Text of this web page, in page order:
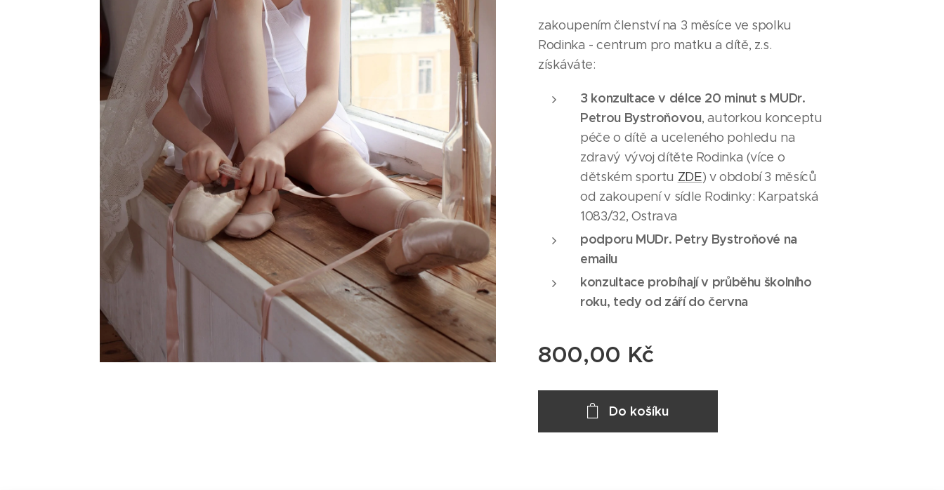
zakoupením členství na 3 měsíce ve spolku
Rodinka - centrum pro matku a dítě, z.s.
získáváte:
3 konzultace v délce 20 minut s MUDr.
Petrou Bystroňovou, autorkou konceptu
péče o dítě a uceleného pohledu na
zdravý vývoj dítěte Rodinka (více o
dětském sportu ZDE) v období 3 měsíců
od zakoupení v sídle Rodinky: Karpatská
1083/32, Ostrava
podporu MUDr. Petry Bystroňové na
emailu
konzultace probíhají v průběhu školního
roku, tedy od září do června
800,00 Kč
Do košíku